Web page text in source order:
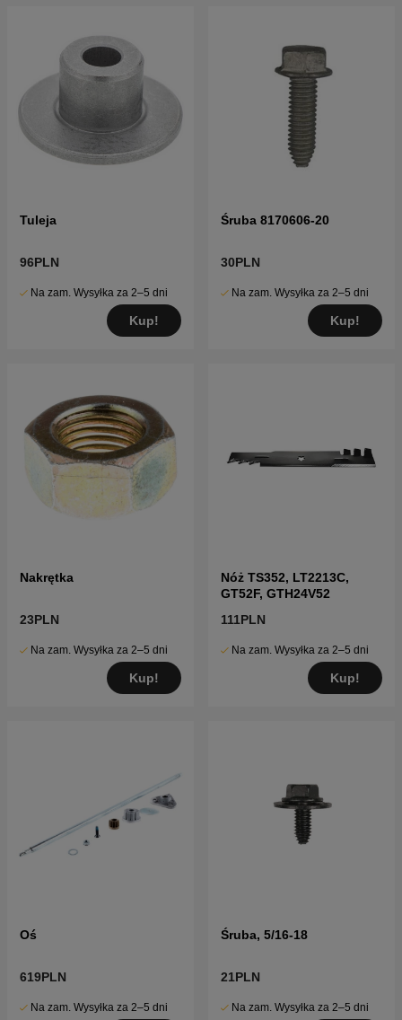
Tuleja
96PLN
Na zam. Wysyłka za 2–5 dni
Kup!
Śruba 8170606-20
30PLN
Na zam. Wysyłka za 2–5 dni
Kup!
Nakrętka
23PLN
Na zam. Wysyłka za 2–5 dni
Kup!
Nóż TS352, LT2213C,
GT52F, GTH24V52
111PLN
Na zam. Wysyłka za 2–5 dni
Kup!
Oś
619PLN
Na zam. Wysyłka za 2–5 dni
Śruba, 5/16-18
21PLN
Na zam. Wysyłka za 2–5 dni